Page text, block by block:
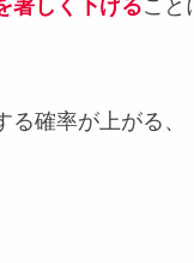
著しく下げること
る確率が上がる、